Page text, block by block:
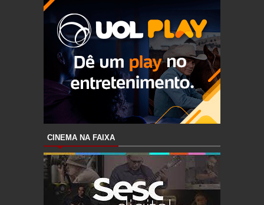
CINEMA NA FAIXA